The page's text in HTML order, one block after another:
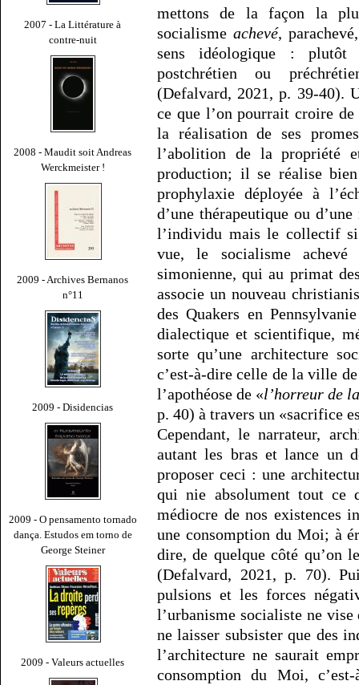
2007 - La Littérature à
contre-nuit
2008 - Maudit soit Andreas
Werckmeister !
2009 - Archives Bernanos
n°11
2009 - Disidencias
2009 - O pensamento tornado
dança. Estudos em torno de
George Steiner
2009 - Valeurs actuelles
mettons de la façon la
socialisme achevé,
sens idéologique : plutôt
postchrétien ou
(Defalvard, 2021, p. 39-40).
ce que l’on pourrait croire
la réalisation de ses
l’abolition de la propriété
production; il se réalise
prophylaxie déployée à
d’une thérapeutique ou
l’individu mais le collectif
vue, le socialisme
simonienne, qui au primat
associe un nouveau
des Quakers en
dialectique et scientifique,
sorte qu’une architecture
c’est-à-dire celle de la ville
l’apothéose de «l’horreur de
p. 40) à travers un «sacrifice
Cependant, le narrateur,
autant les bras et lance un
proposer ceci : une
qui nie absolument tout ce
médiocre de nos existences
une consomption du Moi; à
dire, de quelque côté qu’on
(Defalvard, 2021, p. 70).
pulsions et les forces
l’urbanisme socialiste ne
ne laisser subsister que des
l’architecture ne saurait
consomption du Moi,